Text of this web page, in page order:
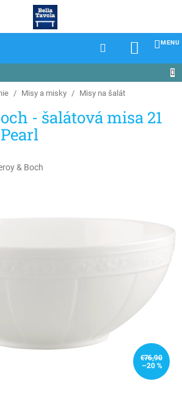
/ Misy a misky / Misy na šalát
- šalátová misa 21
& Boch
€76,90
–20 %